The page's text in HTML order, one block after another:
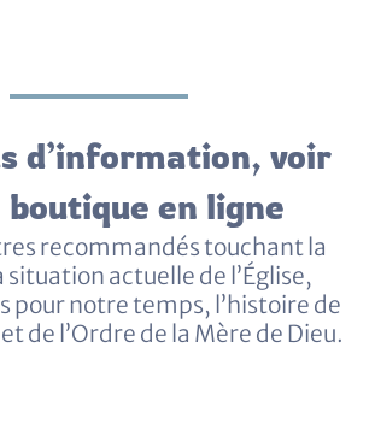
d’information, voir
en ligne
recommandés touchant la
situation actuelle de l’Église,
pour notre temps, l’histoire de
de l’Ordre de la Mère de Dieu.